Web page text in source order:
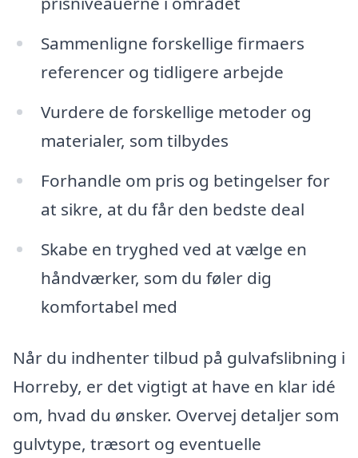
Sammenligne forskellige firmaers
referencer og tidligere arbejde
Vurdere de forskellige metoder og
materialer, som tilbydes
Forhandle om pris og betingelser for
at sikre, at du får den bedste deal
Skabe en tryghed ved at vælge en
håndværker, som du føler dig
komfortabel med
Når du indhenter tilbud på gulvafslibning i
Horreby, er det vigtigt at have en klar idé
om, hvad du ønsker. Overvej detaljer som
gulvtype, træsort og eventuelle